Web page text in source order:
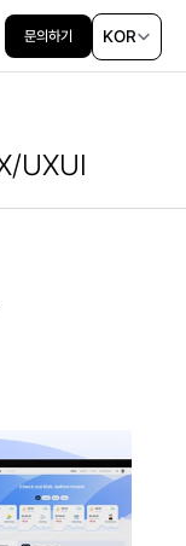
문의하기
Select
KOR
UXUI